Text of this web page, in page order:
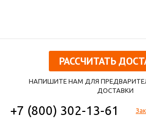
РАССЧИТАТЬ
НАПИШИТЕ НАМ ДЛЯ
ДОСТАВКИ
+7 (800) 302-13-61